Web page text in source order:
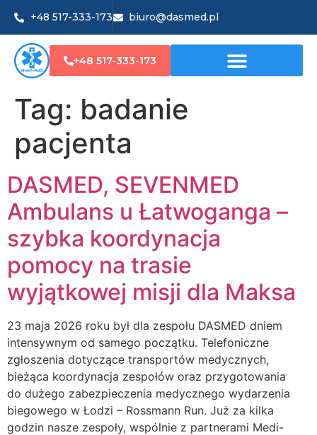
+48 517-333-173 biuro@dasmed.pl
+48 517-333-173
Tag: badanie
pacjenta
DASMED, SEVENMED
Ambulans u Łatwoganga –
szybka koordynacja
pomocy na trasie
wyjątkowej misji dla Maksa
23 maja 2026 roku był dla zespołu DASMED dniem
intensywnym od samego początku. Telefoniczne
zgłoszenia dotyczące transportów medycznych,
bieżąca koordynacja zespołów oraz przygotowania
do dużego zabezpieczenia medycznego wydarzenia
biegowego w Łodzi – Rossmann Run. Już za kilka
godzin nasze zespoły, wspólnie z partnerami Medi-